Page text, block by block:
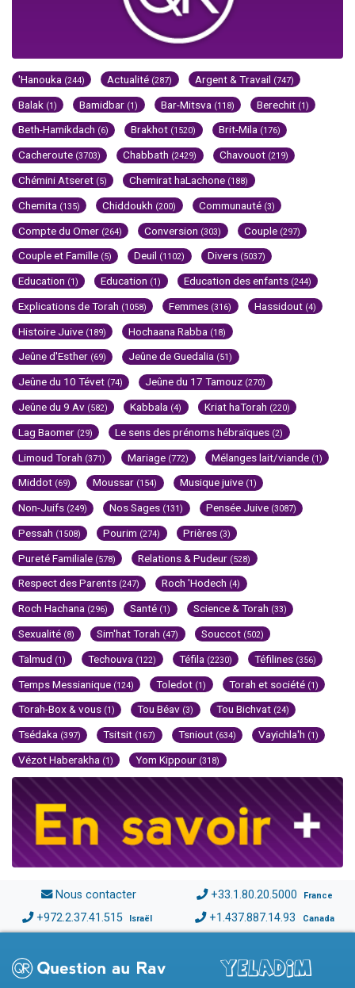
'Hanouka (244) Actualité (287) Argent & Travail (747)
Balak (1) Bamidbar (1) Bar-Mitsva (118) Berechit (1)
Beth-Hamikdach (6) Brakhot (1520) Brit-Mila (176)
Cacheroute (3703) Chabbath (2429) Chavouot (219)
Chémini Atseret (5) Chemirat haLachone (188)
Chemita (135) Chiddoukh (200) Communauté (3)
Compte du Omer (264) Conversion (303) Couple (297)
Couple et Famille (5) Deuil (1102) Divers (5037)
Education (1) Education (1) Education des enfants (244)
Explications de Torah (1058) Femmes (316) Hassidout (4)
Histoire Juive (189) Hochaana Rabba (18)
Jeûne d'Esther (69) Jeûne de Guedalia (51)
Jeûne du 10 Tévet (74) Jeûne du 17 Tamouz (270)
Jeûne du 9 Av (582) Kabbala (4) Kriat haTorah (220)
Lag Baomer (29) Le sens des prénoms hébraïques (2)
Limoud Torah (371) Mariage (772) Mélanges lait/viande (1)
Middot (69) Moussar (154) Musique juive (1)
Non-Juifs (249) Nos Sages (131) Pensée Juive (3087)
Pessah (1508) Pourim (274) Prières (3)
Pureté Familiale (578) Relations & Pudeur (528)
Respect des Parents (247) Roch 'Hodech (4)
Roch Hachana (296) Santé (1) Science & Torah (33)
Sexualité (8) Sim'hat Torah (47) Souccot (502)
Talmud (1) Techouva (122) Téfila (2230) Téfilines (356)
Temps Messianique (124) Toledot (1) Torah et société (1)
Torah-Box & vous (1) Tou Béav (3) Tou Bichvat (24)
Tsédaka (397) Tsitsit (167) Tsniout (634) Vayichla'h (1)
Vézot Haberakha (1) Yom Kippour (318)
Nous contacter +33.1.80.20.5000 France
+972.2.37.41.515 Israël +1.437.887.14.93 Canada